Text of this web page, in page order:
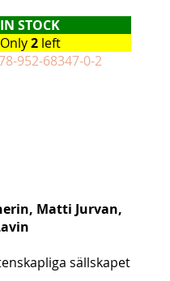
IN STOCK
Only2left
952-68347-0-2
Matti Jurvan,
sällskapet